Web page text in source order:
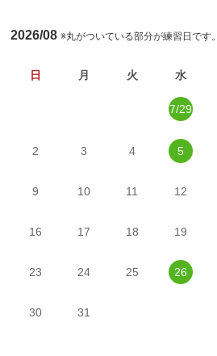
2026/08※丸がついている部分が練習日です。
日 月 火 水
7/29
2 3 4 5
9 10 11 12
16 17 18 19
23 24 25 26
30 31